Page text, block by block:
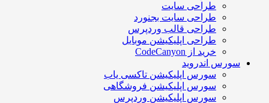
طراحی سایت
طراحی سایت بجنورد
طراحی قالب وردپرس
طراحی اپلیکیشن موبایل
خرید از CodeCanyon
سورس اندروید
سورس اپلیکیشن تاکسی یاب
سورس اپلیکیشن فروشگاهی
سورس اپلیکیشن وردپرس